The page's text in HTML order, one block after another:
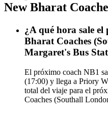
New Bharat
¿A qué hora sale
Bharat Coaches
Margaret's Bus
El próximo coach NB1
(17:00) y llega a Priory
total del viaje para el
Coaches (Southall